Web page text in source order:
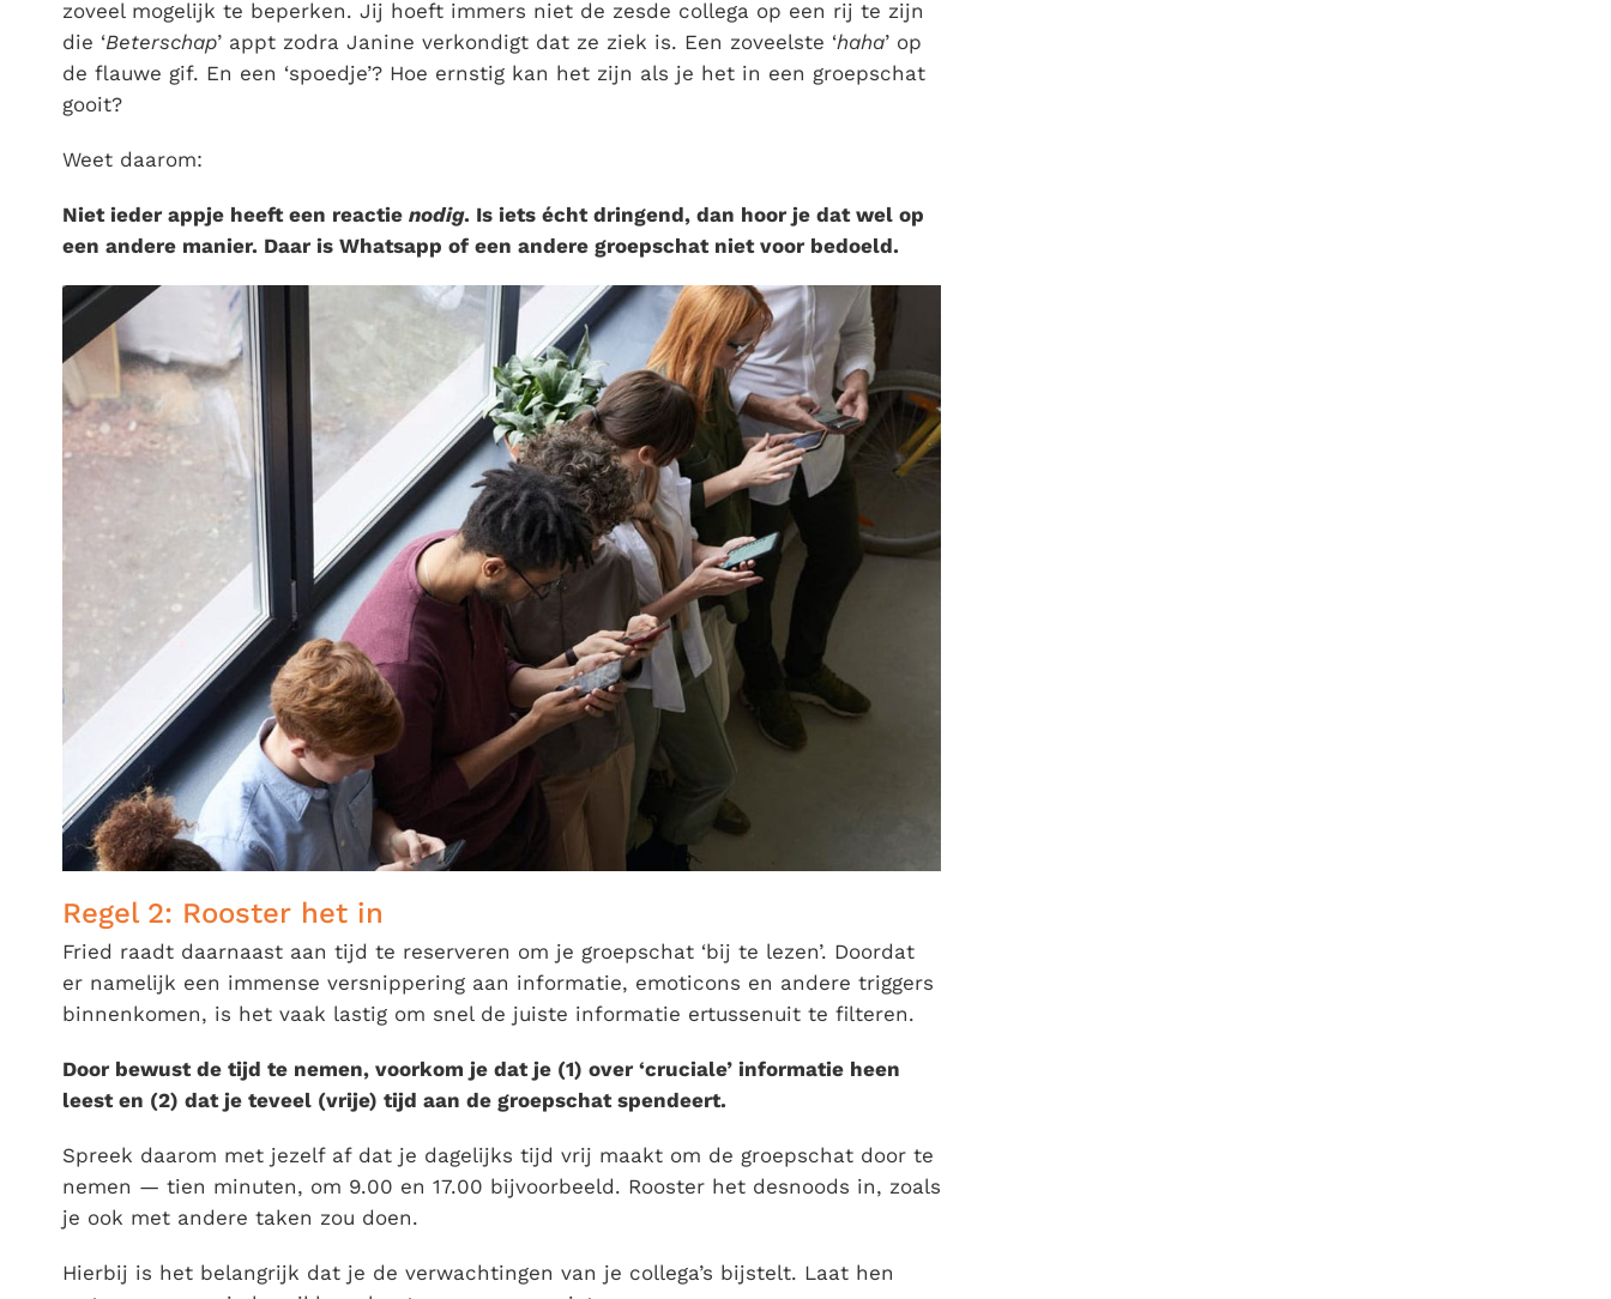
zoveel mogelijk te beperken. Jij hoeft immers niet de zesde collega op een rij te zijn
die ‘Beterschap’ appt zodra Janine verkondigt dat ze ziek is. Een zoveelste ‘haha’ op
de flauwe gif. En een ‘spoedje’? Hoe ernstig kan het zijn als je het in een groepschat
gooit?
Weet daarom:
Niet ieder appje heeft een reactie nodig. Is iets écht dringend, dan hoor je dat wel op
een andere manier. Daar is Whatsapp of een andere groepschat niet voor bedoeld.
Regel 2: Rooster het in
Fried raadt daarnaast aan tijd te reserveren om je groepschat ‘bij te lezen’. Doordat
er namelijk een immense versnippering aan informatie, emoticons en andere triggers
binnenkomen, is het vaak lastig om snel de juiste informatie ertussenuit te filteren.
Door bewust de tijd te nemen, voorkom je dat je (1) over ‘cruciale’ informatie heen
leest en (2) dat je teveel (vrije) tijd aan de groepschat spendeert.
Spreek daarom met jezelf af dat je dagelijks tijd vrij maakt om de groepschat door te
nemen — tien minuten, om 9.00 en 17.00 bijvoorbeeld. Rooster het desnoods in, zoals
je ook met andere taken zou doen.
Hierbij is het belangrijk dat je de verwachtingen van je collega’s bijstelt. Laat hen